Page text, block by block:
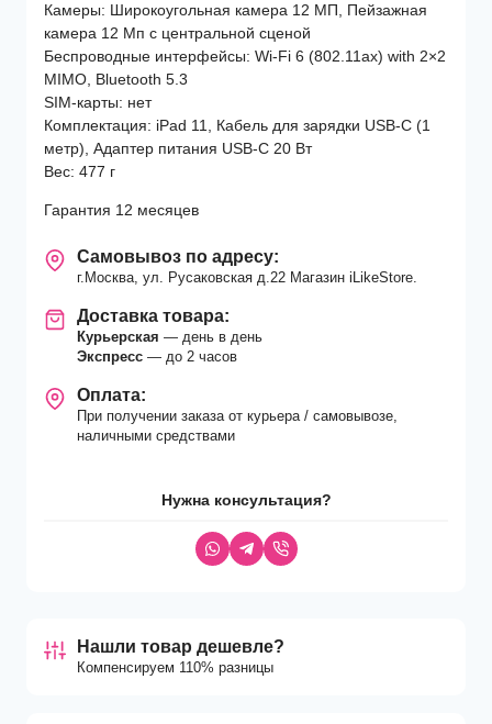
Камеры: Широкоугольная камера 12 МП, Пейзажная
камера 12 Мп с центральной сценой
Беспроводные интерфейсы: Wi-Fi 6 (802.11ax) with 2×2
MIMO, Bluetooth 5.3
SIM-карты: нет
Комплектация: iPad 11, Кабель для зарядки USB-C (1
метр), Адаптер питания USB-C 20 Вт
Вес: 477 г
Гарантия 12 месяцев
Самовывоз по адресу:
г.Москва, ул. Русаковская д.22 Магазин iLikeStore.
Доставка товара:
Курьерская — день в день
Экспресс — до 2 часов
Оплата:
При получении заказа от курьера / самовывозе,
наличными средствами
Нужна консультация?
Нашли товар дешевле?
Компенсируем 110% разницы